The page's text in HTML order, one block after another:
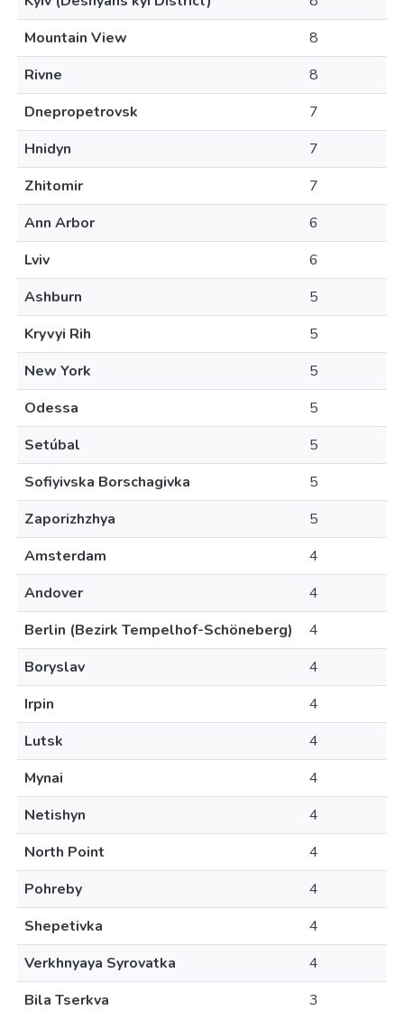
Mountain View
8
Rivne
8
Dnepropetrovsk
7
Hnidyn
7
Zhitomir
7
Ann Arbor
6
Lviv
6
Ashburn
5
Kryvyi Rih
5
New York
5
Odessa
5
Setúbal
5
Sofiyivska Borschagivka
5
Zaporizhzhya
5
Amsterdam
4
Andover
4
Berlin (Bezirk Tempelhof-Schöneberg)
4
Boryslav
4
Irpin
4
Lutsk
4
Mynai
4
Netishyn
4
North Point
4
Pohreby
4
Shepetivka
4
Verkhnyaya Syrovatka
4
Bila Tserkva
3